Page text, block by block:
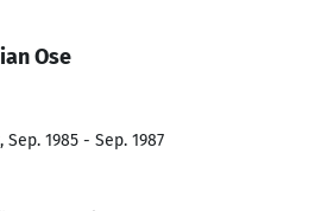
Ose
1985 - Sep. 1987